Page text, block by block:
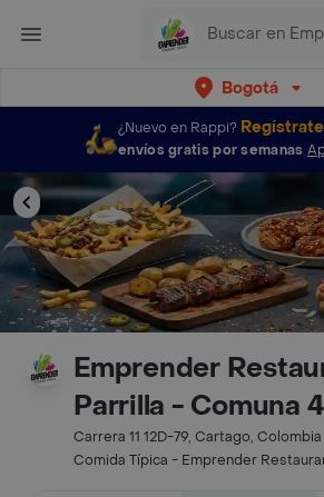
Bogotá
¿Nuevo en Rappi? Regístrate
envíos gratis por semanas
Emprender
Parrilla - Comuna 4
Carrera 11 12D-79, Cartago, Colombia
Comida Típica - Emprender